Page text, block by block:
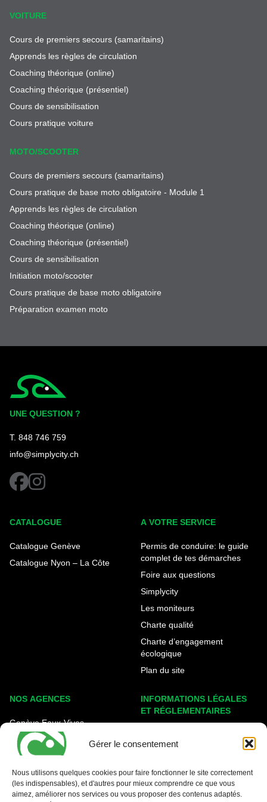
Gérer le consentement
Nous utilisons quelques cookies pour faire fonctionner le site correctement
(les indispensables), et d'autres pour mieux comprendre ce que vous
aimez, améliorer nos services ou vous proposer des contenus adaptés.
VOITURE
Cours de premiers secours (samaritains)
Apprends les règles de circulation
Coaching théorique (online)
Coaching théorique (présentiel)
Cours de sensibilisation
Cours pratique voiture
MOTO/SCOOTER
Cours de premiers secours (samaritains)
Cours pratique de base moto obligatoire - Module 1
Apprends les règles de circulation
Coaching théorique (online)
Coaching théorique (présentiel)
Cours de sensibilisation
Initiation moto/scooter
Cours pratique de base moto obligatoire
Préparation examen moto
UNE QUESTION ?
T. 848 746 759
info@simplycity.ch
facebookinstagram
CATALOGUE
Catalogue Genève
Catalogue Nyon – La Côte
A VOTRE SERVICE
Permis de conduire: le guide
complet de tes démarches
Foire aux questions
Simplycity
Les moniteurs
Charte qualité
Charte d’engagement
écologique
Plan du site
NOS AGENCES
Genève Eaux-Vives
Carouge - Rondeau
Nyon - La Côte
INFORMATIONS LÉGALES
ET RÉGLEMENTAIRES
Protection des données
Conditions générales